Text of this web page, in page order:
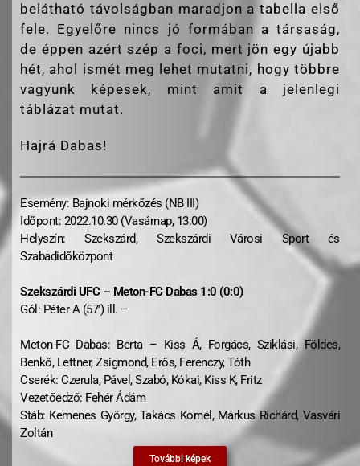
belátható távolságban maradjon a tabella első
fele. Egyelőre nincs jó formában a társaság,
de éppen azért szép a foci, mert jön egy újabb
hét, ahol ismét meg lehet mutatni, hogy többre
vagyunk képesek, mint amit a jelenlegi
táblázat mutat.
Hajrá Dabas!
Esemény: Bajnoki mérkőzés (NB III)
Időpont: 2022.10.30 (Vasárnap, 13:00)
Helyszín: Szekszárd, Szekszárdi Városi Sport és
Szabadidőközpont
Szekszárdi UFC – Meton-FC Dabas 1:0 (0:0)
Gól: Péter A (57′) ill. –
Meton-FC Dabas: Berta – Kiss Á, Forgács, Sziklási, Földes,
Benkő, Lettner, Zsigmond, Erős, Ferenczy, Tóth
Cserék: Czerula, Pável, Szabó, Kókai, Kiss K, Fritz
Vezetőedző: Fehér Ádám
Stáb: Kemenes György, Takács Kornél, Márkus Richárd, Vasvári
Zoltán
További képek